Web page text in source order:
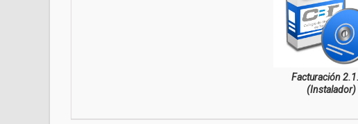
Facturación
(Instalador)